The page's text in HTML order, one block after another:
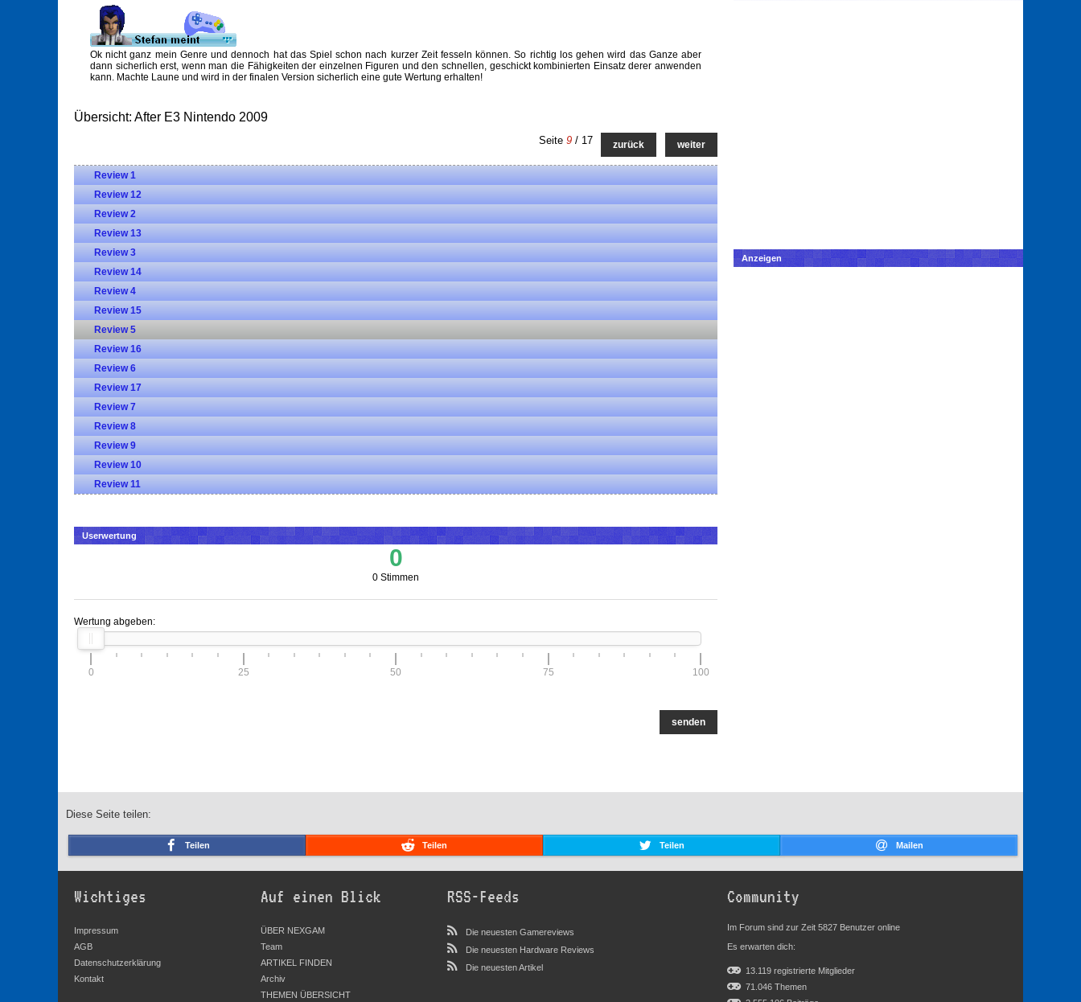
Ok nicht ganz mein Genre und dennoch hat das Spiel schon nach kurzer Zeit fesseln können. So richtig los gehen wird das Ganze aber
dann sicherlich erst, wenn man die Fähigkeiten der einzelnen Figuren und den schnellen, geschickt kombinierten Einsatz derer anwenden
kann. Machte Laune und wird in der finalen Version sicherlich eine gute Wertung erhalten!
Übersicht: After E3 Nintendo 2009
Seite 9 / 17 weiter
zurück
Review 1
Review 12
Review 2
Review 13
Review 3
Review 14
Review 4
Review 15
Review 5
Review 16
Review 6
Review 17
Review 7
Review 8
Review 9
Review 10
Review 11
Userwertung
0
0 Stimmen
Wertung abgeben:
0 25 50 75 100
senden
Anzeigen
Diese Seite teilen:
Teilen Teilen Teilen Mailen
Wichtiges
Impressum
AGB
Datenschutzerklärung
Kontakt
Auf einen Blick
ÜBER NEXGAM
Team
ARTIKEL FINDEN
Archiv
THEMEN ÜBERSICHT
RSS-Feeds
Die neuesten Gamereviews
Die neuesten Hardware Reviews
Die neuesten Artikel
Community
Im Forum sind zur Zeit 5827 Benutzer online
Es erwarten dich:
13.119 registrierte Mitglieder
71.046 Themen